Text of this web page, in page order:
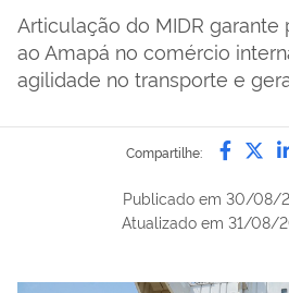
Articulação do MIDR
ao Amapá no comércio
agilidade no transporte e
Compartilhe:
Publicado em 30/08/
Atualizado em 31/08/